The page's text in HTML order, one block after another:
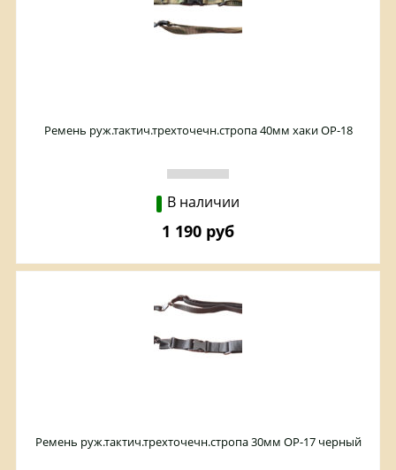
Ремень руж.тактич.трехточечн.стропа 40мм хаки ОР-18
В наличии
1 190 руб
Ремень руж.тактич.трехточечн.стропа 30мм ОР-17 черный